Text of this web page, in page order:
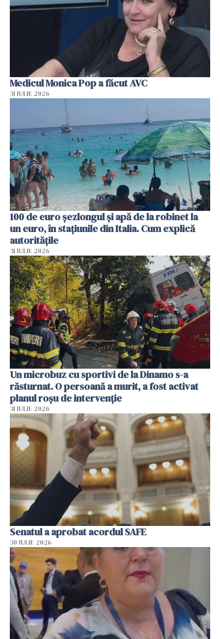
Medicul Monica Pop a făcut AVC
31 IULIE 2026
100 de euro șezlongul și apă de la robinet la
un euro, în stațiunile din Italia. Cum explică
autoritățile
31 IULIE 2026
Un microbuz cu sportivi de la Dinamo s-a
răsturnat. O persoană a murit, a fost activat
planul roșu de intervenție
31 IULIE 2026
Senatul a aprobat acordul SAFE
30 IULIE 2026